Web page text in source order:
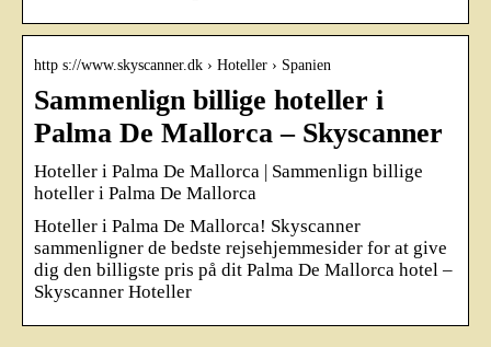
http s://www.skyscanner.dk › Hoteller › Spanien
Sammenlign billige hoteller i
Palma De Mallorca – Skyscanner
Hoteller i Palma De Mallorca | Sammenlign billige
hoteller i Palma De Mallorca
Hoteller i Palma De Mallorca! Skyscanner
sammenligner de bedste rejsehjemmesider for at give
dig den billigste pris på dit Palma De Mallorca hotel –
Skyscanner Hoteller